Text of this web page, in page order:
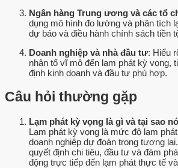
Ngân hàng Trung ương và các tổ
dụng mô hình đo lường và phân tích
dự báo và điều hành chính sách tiền
Doanh nghiệp và nhà đầu tư: Hiểu
nhân tố vĩ mô đến lạm phát kỳ vọng,
định kinh doanh và đầu tư phù hợp.
Câu hỏi thường gặp
Lạm phát kỳ vọng là gì và tại sao
Lạm phát kỳ vọng là mức độ lạm
doanh nghiệp dự đoán trong tương
quyết định chi tiêu, đầu tư và đàm
động trực tiếp đến lạm phát thực tế